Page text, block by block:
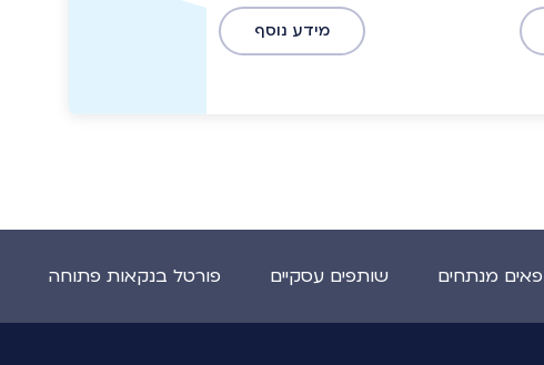
מידע נוסף
מנתחים שותפים עסקיים פורטל בנקאות פתוחה